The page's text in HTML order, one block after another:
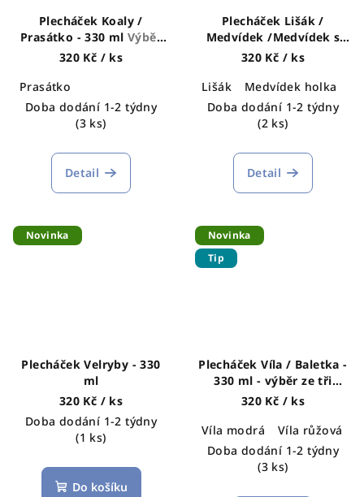
Plecháček Koaly /
Prasátko - 330 mlVýběr
motivů
320 Kč / ks
Prasátko
Doba dodání 1-2 týdny
(3 ks)
Detail
Plecháček Lišák /
Medvídek /Medvídek s
loďkou/ Medvědí holčička
320 Kč / ks
Lišák
Medvídek holka
Doba dodání 1-2 týdny
(2 ks)
Detail
Novinka
Plecháček Velryby - 330
ml
320 Kč / ks
Doba dodání 1-2 týdny
(1 ks)
Do košíku
Novinka
Tip
Plecháček Víla / Baletka -
330 ml - výběr ze tři
motivů
320 Kč / ks
Víla modrá
Víla růžová
Doba dodání 1-2 týdny
(3 ks)